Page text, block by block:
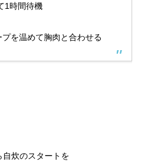
1時間待機
を温めて胸肉と合わせる
自炊のスタートを